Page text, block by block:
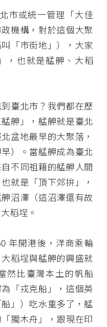
市或統一管理「大佳
機構，對於這個大聚
「市街地」），大家
，也就是艋舺、大稻
臺北市？我們都在歷
舺」，艋舺就是臺北
盆地最早的大聚落，
）。當艋舺成為臺北
不同祖籍的艋舺人間
就是「頂下郊拚」，
沼澤（這沼澤還有故
稻埕。
年開港後，洋商乘輪
稻埕與艋舺的興盛就
然比臺灣本土的帆船
「戎克船」，這個英
」）吃水重多了，艋
獨木舟」，跟現在印